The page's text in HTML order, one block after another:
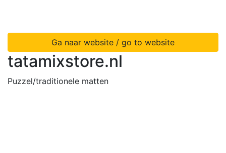
Ga naar website / go to website
tatamixstore.nl
Puzzel/traditionele matten